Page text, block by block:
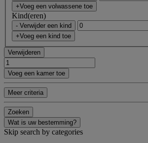
+Voeg een volwassene toe
Kind(eren)
- Verwijder een kind
+Voeg een kind toe
Verwijderen
Voeg een kamer toe
Meer criteria
Zoeken
Wat is uw bestemming?
Skip search by categories